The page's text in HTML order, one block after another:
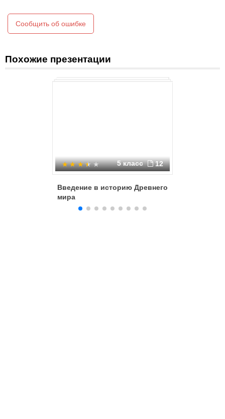
Сообщить об ошибке
Похожие презентации
5 класс 12
Введение в историю Древнего
мира